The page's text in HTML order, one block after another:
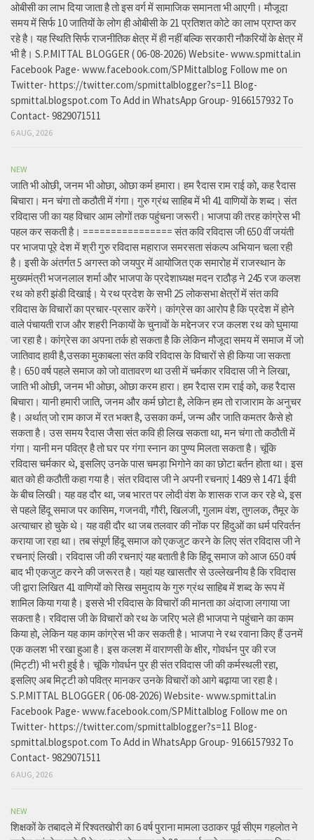
ओबीसी का लाभ दिया जाता है तो इस वर्ग में सामाजिक समानता भी आएगी। मौजूदा
समय में सिर्फ 10 जातियों के लोग ही ओबीसी के 21 प्रतिशत कोटे का लाभ प्राप्त कर
रहे है। यह स्थिति सिर्फ राजनीतिक क्षेत्र में ही नहीं बल्कि सरकारी नौकरियों के क्षेत्र में
भी है। S.P.MITTAL BLOGGER ( 06-08-2026) Website- www.spmittal.in
Facebook Page- www.facebook.com/SPMittalblog Follow me on
Twitter- https://twitter.com/spmittalblogger?s=11 Blog-
spmittal.blogspot.com To Add in WhatsApp Group- 9166157932 To
Contact- 9829071511
6 AUG, 2026
NEW
जाति भी ओछी, जनम भी ओछा, ओछा कर्म हमारा। हम रैदास राम राई को, कह रैदास
बिचारा। मन चंगा तो कठौती में गंगा। गुरु ग्रंथ साहिब में भी 41 वाणियों के शब्द। संत
रविदास जी का यह विचार आम लोगों तक पहुंचना जरूरी। भाजपा की तरह कांग्रेस भी
पहल कर सकती है। ================ संत कवि रविदास जी 650 वीं जयंती
पर भाजपा पूरे देश में श्री गुरु रविदास महाराज समरसता संकल्प अभियान चला रही
है। इसी के अंतर्गत 5 अगस्त को जयपुर में आयोजित एक समारोह में राजस्थान के
मुख्यमंत्री भजनलाल शर्मा और भाजपा के प्रदेशाध्यक्ष मदन राठौड़ ने 245 रज कलश
रथ को हरी झंडी दिखाई। ये रथ प्रदेश के सभी 25 लोकसभा क्षेत्रों में संत कवि
रविदास के विचारों का प्रचार-प्रसार करेंगे। कांग्रेस का आरोप है कि प्रदेश में होने
वाले पंचायती राज और शहरी निकायों के चुनावों के मद्देनजर रज कलश रथ को घुमाया
जा रहा है। कांग्रेस का अपना तर्क हो सकता है कि लेकिन मौजूदा समय में समाज में जो
जातिवाद हावी है,उसका मुकाबला संत कवि रविदास के विचारों से ही किया जा सकता
है। 650 वर्ष पहले समाज को जो वातावरण था उसी में चर्मकार रविदास जी ने लिखा,
जाति भी ओछी, जनम भी ओछा, ओछा करम हारा। हम रैदास राम राई को, कह रैदास
बिचारा। यानी हमारी जाति, जनम और कर्म छोटा है, लेकिन हम तो राजाराम के अनुचर
है। अर्थात् जो राम काज में रत भक्त है, उसका कर्म, जन्म और जाति कमतर कैसे हो
सकता है। उस समय रैदास जैसा संत कवि ही लिख सकता था, मन चंगा तो कठौती में
गंगा। यानी मन पवित्र है तो घर पर गंगा स्नान का पुण्य मिलता सकता है। चूंकि
रविदास चर्मकार थे, इसलिए उनके पास चमड़ा भिगोने का का छोटा बर्तन होता था। इस
बात को ही कठौती कहा गया है। संत रविदास जी ने अपनी रचनाएं 1489 से 1471 ईवी
के बीच लिखी। यह वह दौर था, जब भारत पर लोदी वंश के शासक राज कर रहे थे, इस
से पहले हिंदू समाज पर कासिम, गजनवी, गौरी, खिलजी, गुलाम वंश, तुगलक, तैमूर के
अत्याचार हो चुके थे। यह वही दौर था जब तलवार की नोंक पर हिंदुओं का धर्म परिवर्तन
कराया जा रहा था। तब संपूर्ण हिंदू समाज को एकजुट करने के लिए संत रविदास जी ने
रचनाएं लिखी। रविदास जी की रचनाएं यह बताती है कि हिंदू समाज को आज 650 वर्ष
बाद भी एकजुट करने की जरूरत है। यहां यह खासतौर से उल्लेखनीय है कि रविदास
जी द्वारा लिखित 41 वाणियोंं को सिख समुदाय के गुरु ग्रंथ साहिब में शब्द के रूप में
शामिल किया गया है। इससे भी रविदास के विचारों की मानता का अंदाजा लगाया जा
सकता है। रविदास जी के विचारों को रथ के जरिए भले ही भाजपा ने पहुंचाने का काम
किया हो, लेकिन यह काम कांग्रेस भी कर सकती है। भाजपा ने रथ रवाना किए हैं उनमें
एक कलश भी रखा हुआ है। इस कलश में वाराणसी के क्षीर, गोवर्धन पुर की रज
(मिट्टी) भी भरी हुई है। चूंकि गोवर्धन पुर ही संत रविदास जी की कर्मस्थली रहा,
इसलिए अब मिट्टी को पवित्र मानकर उनके विचारों को आगे बढ़ाया जा रहा है।
S.P.MITTAL BLOGGER ( 06-08-2026) Website- www.spmittal.in
Facebook Page- www.facebook.com/SPMittalblog Follow me on
Twitter- https://twitter.com/spmittalblogger?s=11 Blog-
spmittal.blogspot.com To Add in WhatsApp Group- 9166157932 To
Contact- 9829071511
6 AUG, 2026
NEW
शिक्षकों के तबादले में रिश्वतखोरी का 6 वर्ष पुराना मामला उठाकर पूर्व सीएम गहलोत ने